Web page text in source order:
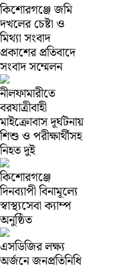
কিশোরগঞ্জে জমি
দখলের চেষ্টা ও
মিথ্যা সংবাদ
প্রকাশের প্রতিবাদে
সংবাদ সম্মেলন
নীলফামারীতে
বরযাত্রীবাহী
মাইক্রোবাস দূর্ঘটনায়
শিশু ও পরীক্ষার্থীসহ
নিহত দুই
কিশোরগঞ্জে
দিনব্যাপী বিনামূল্যে
স্বাস্থ্যসেবা ক্যাম্প
অনুষ্ঠিত
এসডিজির লক্ষ্য
অর্জনে জনপ্রতিনিধি